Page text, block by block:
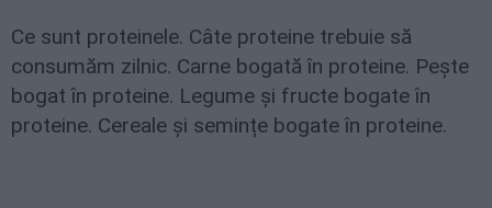
Ce sunt proteinele. Câte proteine trebuie să
consumăm zilnic. Carne bogată în proteine. Pește
bogat în proteine. Legume și fructe bogate în
proteine. Cereale și semințe bogate în proteine.